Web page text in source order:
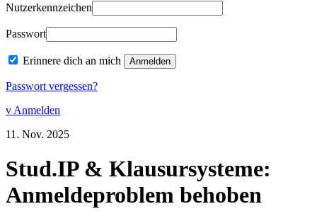
Nutzerkennzeichen
Passwort
Erinnere dich an mich
Passwort vergessen?
v Anmelden
11. Nov. 2025
Stud.IP & Klausursysteme:
Anmeldeproblem behoben